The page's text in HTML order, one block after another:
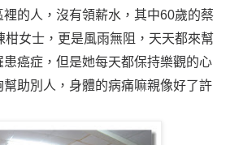
的人，沒有領薪水，其中60歲的蔡
柑女士，更是風雨無阻，天天都來幫
癌症，但是她每天都保持樂觀的心
助別人，身體的病痛嘛親像好了許